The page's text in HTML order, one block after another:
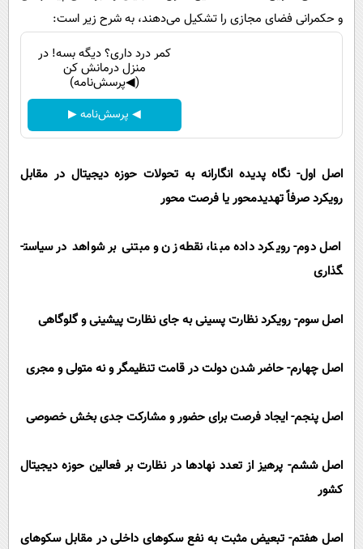
و حکمرانی فضای مجازی را تشکیل می‌دهند، به شرح زیر است:
کمر درد داری؟ دیگه بسه! در
منزل درمانش کن
(◀پرسش‌نامه)
◀ پرسش‌نامه ▶
اصل اول- نگاه پدیده ­انگارانه به تحولات حوزه دیجیتال در مقابل
رویکرد صرفاً تهدیدمحور یا فرصت ­محور
اصل دوم- رویکرد داده مبنا، نقطه­‌زن و مبتنی بر شواهد در سیاست­
گذاری
اصل سوم- رویکرد نظارت پسینی به جای نظارت پیشینی و گلوگاهی
اصل چهارم- حاضر شدن دولت در قامت تنظیم­گر و نه متولی و مجری
اصل پنجم- ایجاد فرصت برای حضور و مشارکت جدی بخش خصوصی
اصل ششم- پرهیز از تعدد نهادها در نظارت بر فعالین حوزه دیجیتال
کشور
اصل هفتم- تبعیض مثبت به نفع سکوهای داخلی در مقابل سکوهای